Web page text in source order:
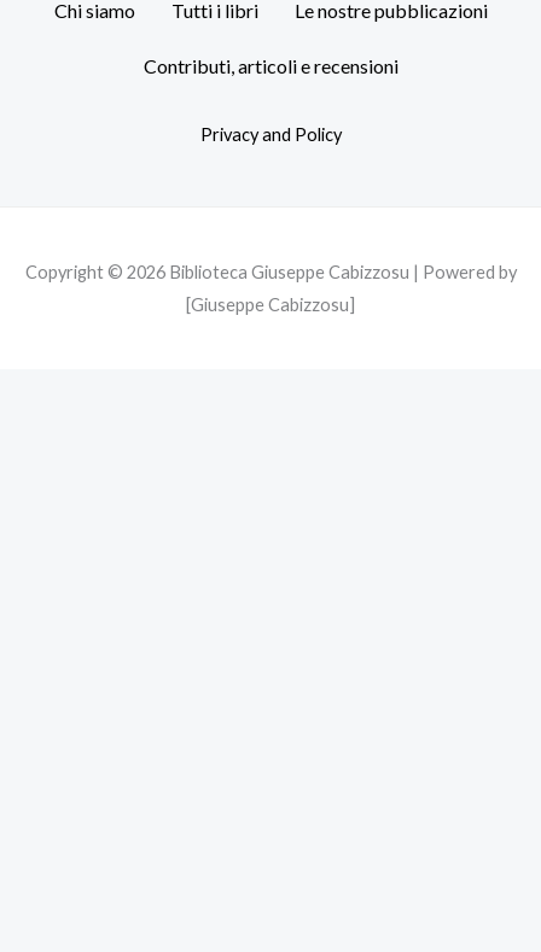
e
b
k
t
t
a
a
Chi siamo Tutti i libri Le nostre pubblicazioni
Contributi, articoli e recensioni
Privacy and Policy
Copyright © 2026 Biblioteca Giuseppe Cabizzosu | Powered by
[Giuseppe Cabizzosu]